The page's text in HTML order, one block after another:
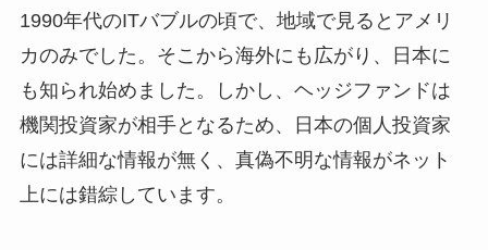
1990年代のITバブルの頃で、地域で見るとアメリ
カのみでした。そこから海外にも広がり、日本に
も知られ始めました。しかし、ヘッジファンドは
機関投資家が相手となるため、日本の個人投資家
には詳細な情報が無く、真偽不明な情報がネット
上には錯綜しています。